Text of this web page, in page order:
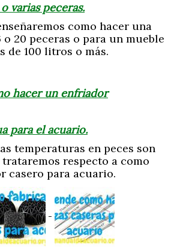
varias peceras.
como hacer una
o 20 peceras o para un mueble
de 100 litros o más.
hacer un enfriador
para el acuario.
temperaturas en peces son
respecto a como
casero para acuario.
-